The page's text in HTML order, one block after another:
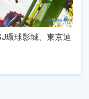
環球影城、東京迪